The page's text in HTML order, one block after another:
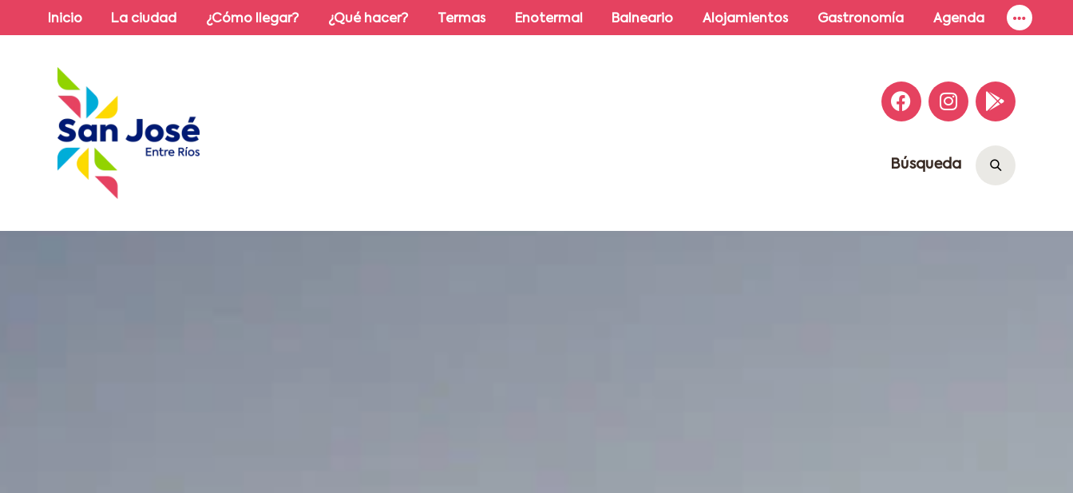
Inicio La ciudad ¿Cómo llegar? ¿Qué hacer? Termas Enotermal Balneario Alojamientos Gastronomía Agenda
Búsqueda